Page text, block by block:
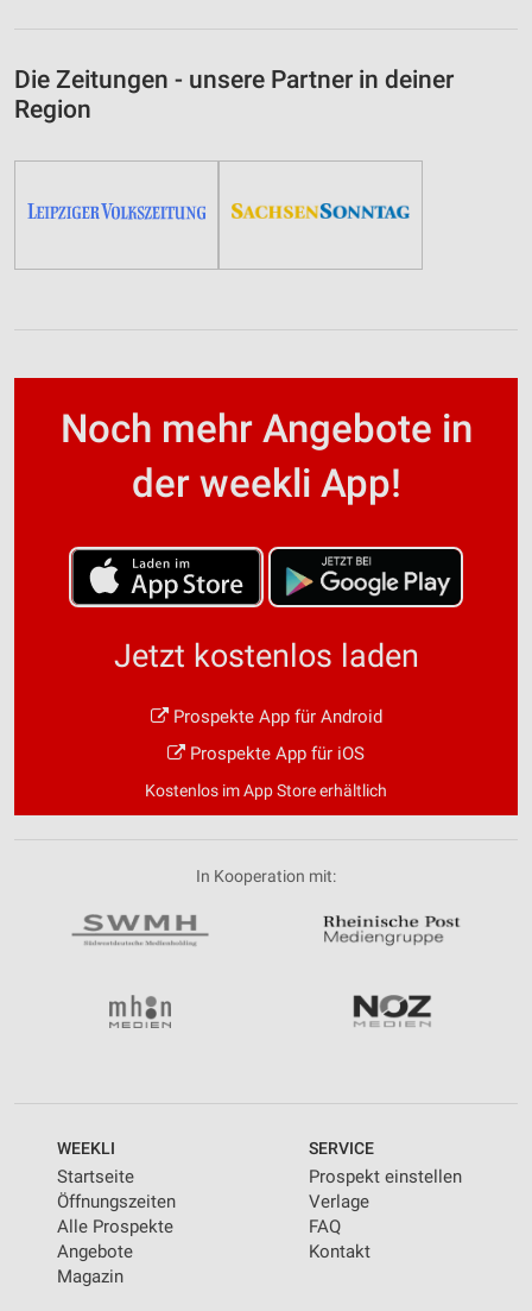
Die Zeitungen - unsere Partner in deiner
Region
Noch mehr Angebote in
der weekli App!
Jetzt kostenlos laden
Prospekte App für Android
Prospekte App für iOS
Kostenlos im App Store erhältlich
In Kooperation mit:
WEEKLI
Startseite
Öffnungszeiten
Alle Prospekte
Angebote
Magazin
SERVICE
Prospekt einstellen
Verlage
FAQ
Kontakt